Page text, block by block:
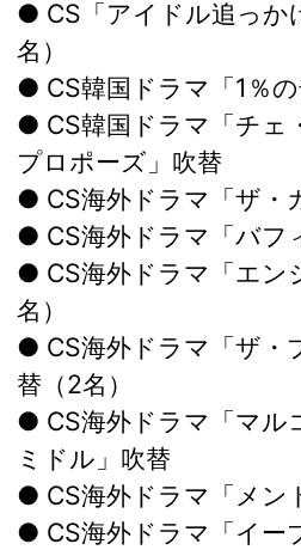
● CS「アイドル追っか
名）
● CS韓国ドラマ「1％
● CS韓国ドラマ「チェ
プロポーズ」吹替
● CS海外ドラマ「ザ・
● CS海外ドラマ「バフ
● CS海外ドラマ「エン
名）
● CS海外ドラマ「ザ・
替（2名）
● CS海外ドラマ「マル
ミドル」吹替
● CS海外ドラマ「メン
● CS海外ドラマ「イー